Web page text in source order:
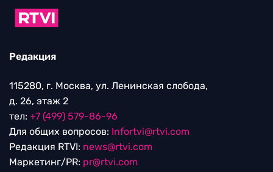
Редакция
115280, г. Москва, ул. Ленинская слобода,
д. 26, этаж 2
тел: +7 (499) 579-86-96
Для общих вопросов: Infortvi@rtvi.com
Редакция RTVI: news@rtvi.com
Маркетинг/PR: pr@rtvi.com